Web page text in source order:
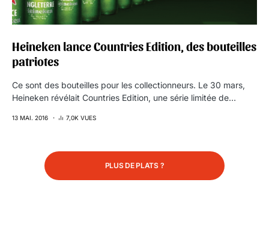
Heineken lance Countries Edition, des bouteilles
patriotes
Ce sont des bouteilles pour les collectionneurs. Le 30 mars,
Heineken révélait Countries Edition, une série limitée de…
13 MAI. 2016 7,0K VUES
PLUS DE PLATS ?